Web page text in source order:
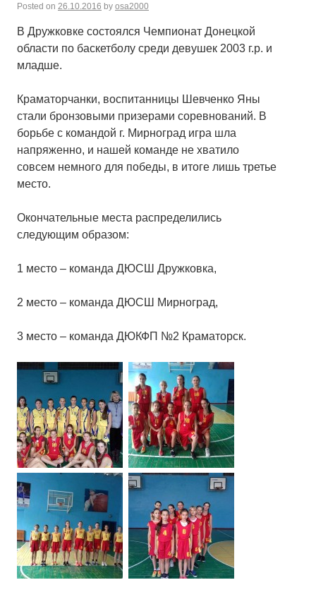
Posted on 26.10.2016 by osa2000
В Дружковке состоялся Чемпионат Донецкой
области по баскетболу среди девушек 2003 г.р. и
младше.
Краматорчанки, воспитанницы Шевченко Яны
стали бронзовыми призерами соревнований. В
борьбе с командой г. Мирноград игра шла
напряженно, и нашей команде не хватило
совсем немного для победы, в итоге лишь третье
место.
Окончательные места распределились
следующим образом:
1 место – команда ДЮСШ Дружковка,
2 место – команда ДЮСШ Мирноград,
3 место – команда ДЮКФП №2 Краматорск.